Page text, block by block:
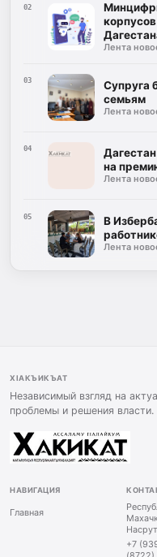
02
Лента
03
Супруга
семьям
Лента
04
на
Лента
05
В
Лента
ХIАКЪИКЪАТ
Независимый взгляд на
проблемы и решения власти.
НАВИГАЦИЯ
Главная
+7